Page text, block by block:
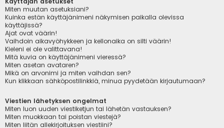
Miten muutan asetuksiani?
Kuinka estän käyttäjänimeni näkymisen paikalla olevissa
käyttäjissä?
Ajat ovat väärin!
Vaihdoin aikavyöhykkeen ja kellonaika on silti väärin!
Kieleni ei ole valittavana!
Mitä kuvia on käyttäjänimeni vieressä?
Miten asetan avataren?
Mikä on arvonimi ja miten vaihdan sen?
Kun klikkaan sähköpostilinkkiä, minua pyydetään kirjautumaan?
Viestien lähetyksen ongelmat
Miten luon uuden viestiketjun tai lähetän vastauksen?
Miten muokkaan tai poistan viestejä?
Miten liitän allekirjoituksen viestiini?